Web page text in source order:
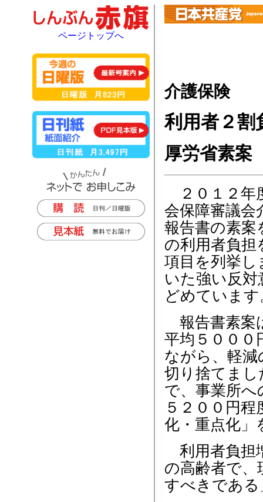
介護保険
利用者２割
厚労省素案
２０１２年
会保障審議会
報告書の素案
の利用者負担
項目を列挙し
いた強い反
どめています
報告書素案
平均５０００
ながら、軽
切り捨てまし
で、事業所
５２００円
化・重点化」
利用者負担
の高齢者で、
すべきであ
ページトップへ